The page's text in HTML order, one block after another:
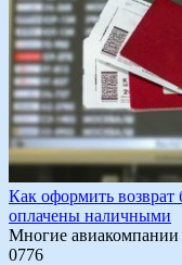
Как оформить
оплачены наличными
Многие авиакомпании
0776